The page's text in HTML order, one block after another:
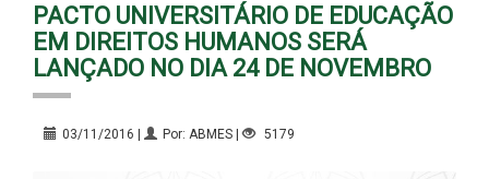
PACTO UNIVERSITÁRIO DE EDUCAÇÃO
EM DIREITOS HUMANOS SERÁ
LANÇADO NO DIA 24 DE NOVEMBRO
03/11/2016 | Por: ABMES | 5179